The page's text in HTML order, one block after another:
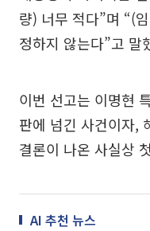
량) 너무 적다”며 “(
정하지 않는다”고 말
이번 선고는 이명현
판에 넘긴 사건이자,
결론이 나온 사실상
AI 추천 뉴스